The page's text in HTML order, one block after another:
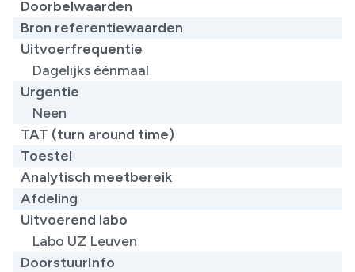
Doorbelwaarden
Bron referentiewaarden
Uitvoerfrequentie
Dagelijks éénmaal
Urgentie
Neen
TAT (turn around time)
Toestel
Analytisch meetbereik
Afdeling
Uitvoerend labo
Labo UZ Leuven
DoorstuurInfo